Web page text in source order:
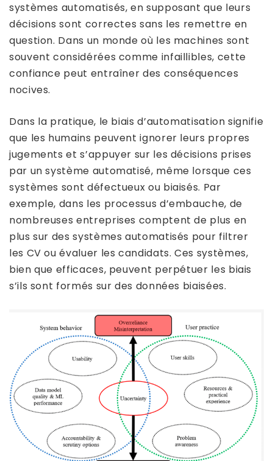
systèmes automatisés, en supposant que leurs
décisions sont correctes sans les remettre en
question. Dans un monde où les machines sont
souvent considérées comme infaillibles, cette
confiance peut entraîner des conséquences
nocives.
Dans la pratique, le biais d’automatisation signifie
que les humains peuvent ignorer leurs propres
jugements et s’appuyer sur les décisions prises
par un système automatisé, même lorsque ces
systèmes sont défectueux ou biaisés. Par
exemple, dans les processus d’embauche, de
nombreuses entreprises comptent de plus en
plus sur des systèmes automatisés pour filtrer
les CV ou évaluer les candidats. Ces systèmes,
bien que efficaces, peuvent perpétuer les biais
s’ils sont formés sur des données biaisées.